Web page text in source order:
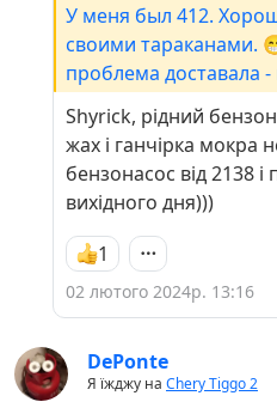
У меня был 412.
своими тараканами.
проблема доставала -
под 100/ км ,
насос. Замена
....... мокрая тряпка
Shyrick, рідний
жах і ганчірка мокра
бензонасос від 2138
вихідного дня)))
1
02 лютого 2024р. 13:16
DePonte
Я їжджу на Chery Tiggo 2